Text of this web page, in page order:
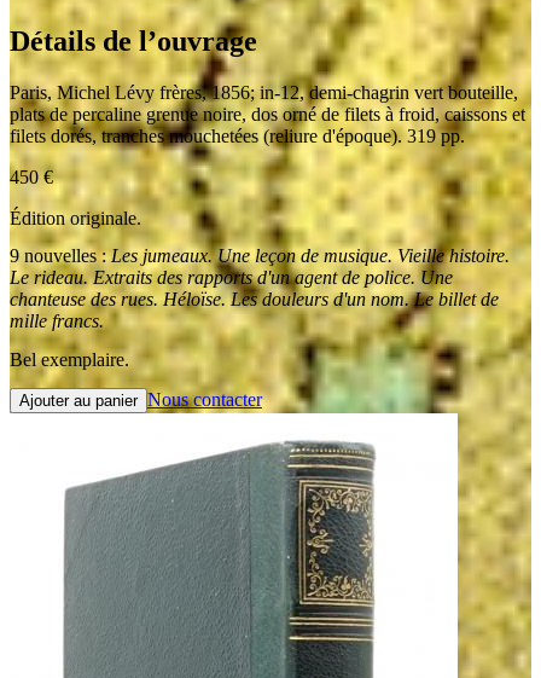
Détails de l’ouvrage
Paris,Michel Lévy frères,1856; in-12, demi-chagrin vert bouteille,
plats de percaline grenue noire, dos orné de filets à froid, caissons et
filets dorés, tranches mouchetées (reliure d'époque). 319 pp.
450 €
Édition originale.
9 nouvelles :Les jumeaux. Une leçon de musique. Vieille histoire.
Le rideau. Extraits des rapports d'un agent de police. Une
chanteuse des rues. Héloïse. Les douleurs d'un nom. Le billet de
mille francs.
Bel exemplaire.
Ajouter au panier Nous contacter